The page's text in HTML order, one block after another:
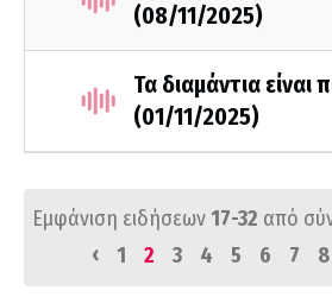
(08/11/2025)
Τα διαμάντια είναι
(01/11/2025)
Εμφάνιση ειδήσεων17-32 από
‹
1 2 3 4 5 6 7 8